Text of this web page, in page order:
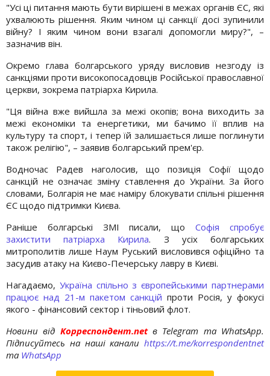
"Усі ці питання мають бути вирішені в межах органів ЄС, які
ухвалюють рішення. Яким чином ці санкції досі зупинили
війну? І яким чином вони взагалі допомогли миру?", –
зазначив він.
Окремо глава болгарського уряду висловив незгоду із
санкціями проти високопосадовців Російської православної
церкви, зокрема патріарха Кирила.
"Ця війна вже вийшла за межі окопів; вона виходить за
межі економіки та енергетики, ми бачимо її вплив на
культуру та спорт, і тепер їй залишається лише поглинути
також релігію", – заявив болгарський прем'єр.
Водночас Радев наголосив, що позиція Софії щодо
санкцій не означає зміну ставлення до України. За його
словами, Болгарія не має наміру блокувати спільні рішення
ЄС щодо підтримки Києва.
Раніше болгарські ЗМІ писали, щоСофія спробує
захистити патріарха Кирила. З усіх болгарських
митрополитів лише Наум Руський висловився офіційно та
засудив атаку на Києво-Печерську лавру в Києві.
Нагадаємо, Україна спільно з європейськими партнерами
працює над 21-м пакетом санкцій проти Росія, у фокусі
якого - фінансовий сектор і тіньовий флот.
Новини від Корреспондент.netв Telegram та WhatsApp.
Підписуйтесь на наші канали https://t.me/korrespondentnet
та WhatsApp